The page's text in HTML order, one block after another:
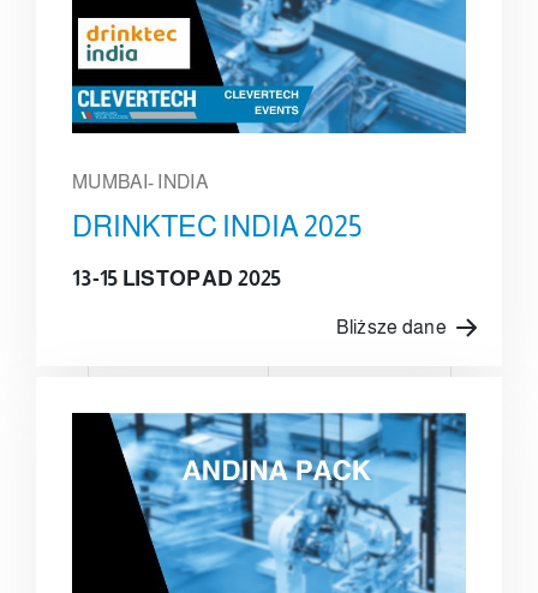
MUMBAI- INDIA
DRINKTEC INDIA 2025
13-15 LISTOPAD 2025
Bliższe dane